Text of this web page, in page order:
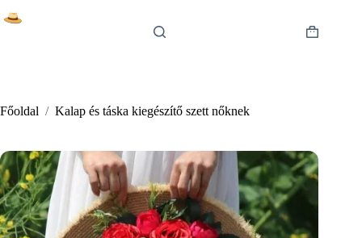
to
Shopping
Főoldal / Kalap és táska kiegészítő szett nőknek